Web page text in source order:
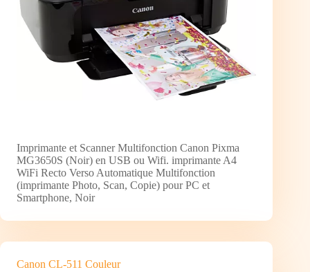
Imprimante et Scanner Multifonction Canon Pixma
MG3650S (Noir) en USB ou Wifi. imprimante A4
WiFi Recto Verso Automatique Multifonction
(imprimante Photo, Scan, Copie) pour PC et
Smartphone, Noir
Canon CL-511 Couleur